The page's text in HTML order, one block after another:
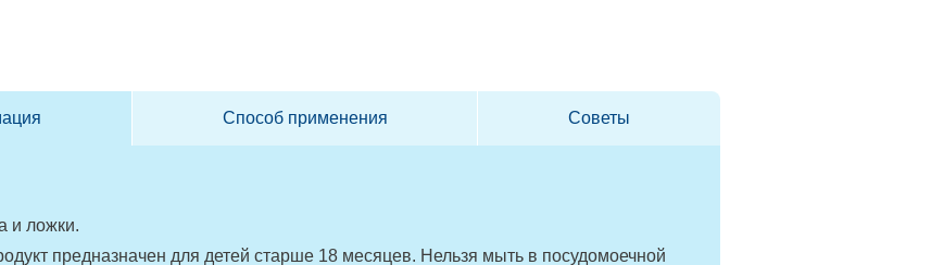
Способ применения Советы
и ложки.
предназначен для детей старше 18 месяцев. Нельзя мыть в посудомоечной